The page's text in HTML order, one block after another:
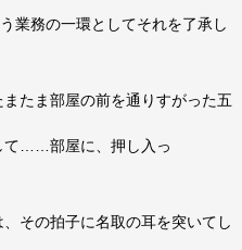
業務の一環としてそれを了承し
たま部屋の前を通りすがった五
……部屋に、押し入っ
その拍子に名取の耳を突いてし